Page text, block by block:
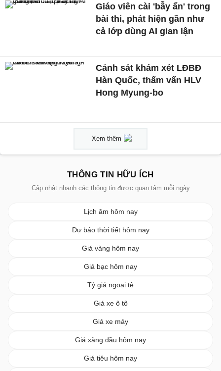
Giáo viên cài 'bẫy ẩn' trong
bài thi, phát hiện gần như
cả lớp dùng AI gian lận
Cảnh sát khám xét LĐBĐ
Hàn Quốc, thẩm vấn HLV
Hong Myung-bo
Xem thêm
THÔNG TIN HỮU ÍCH
Cập nhật nhanh các thông tin được quan tâm mỗi ngày
Lịch âm hôm nay
Dự báo thời tiết hôm nay
Giá vàng hôm nay
Giá bạc hôm nay
Tỷ giá ngoại tệ
Giá xe ô tô
Giá xe máy
Giá xăng dầu hôm nay
Giá tiêu hôm nay